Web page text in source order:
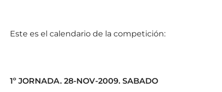
Este es el calendario de la competición:
1º JORNADA. 28-NOV-2009. SABADO